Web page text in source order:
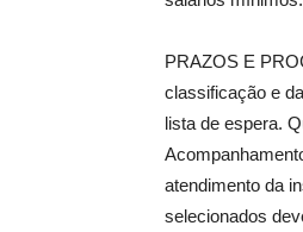
PRAZOS E
classificação e
lista de espera.
atendimento da
selecionados